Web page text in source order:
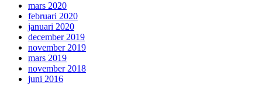
mars 2020
februari 2020
januari 2020
december 2019
november 2019
mars 2019
november 2018
juni 2016